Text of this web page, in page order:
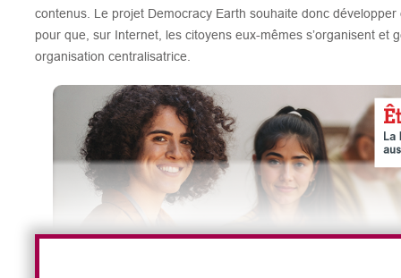
contenus. Le projet Democracy Earth souhaite donc
pour que, sur Internet, les citoyens eux-mêmes s’organisent et
organisation centralisatrice.